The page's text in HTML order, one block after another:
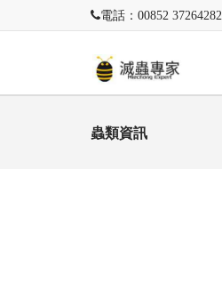
電話：00852 37264282
蟲類資訊